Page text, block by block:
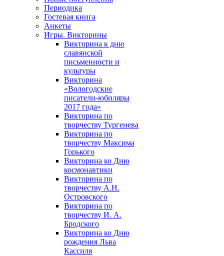
Периодика
Гостевая книга
Анкеты
Игры. Викторины
Викторина к дню
славянской
письменности и
культуры
Викторина
«Вологодские
писатели-юбиляры
2017 года»
Викторина по
творчеству Тургенева
Викторина по
творчеству Максима
Горького
Викторина ко Дню
космонавтики
Викторина по
творчеству А.Н.
Островского
Викторина по
творчеству И. А.
Бродского
Викторина ко Дню
рождения Льва
Кассиля